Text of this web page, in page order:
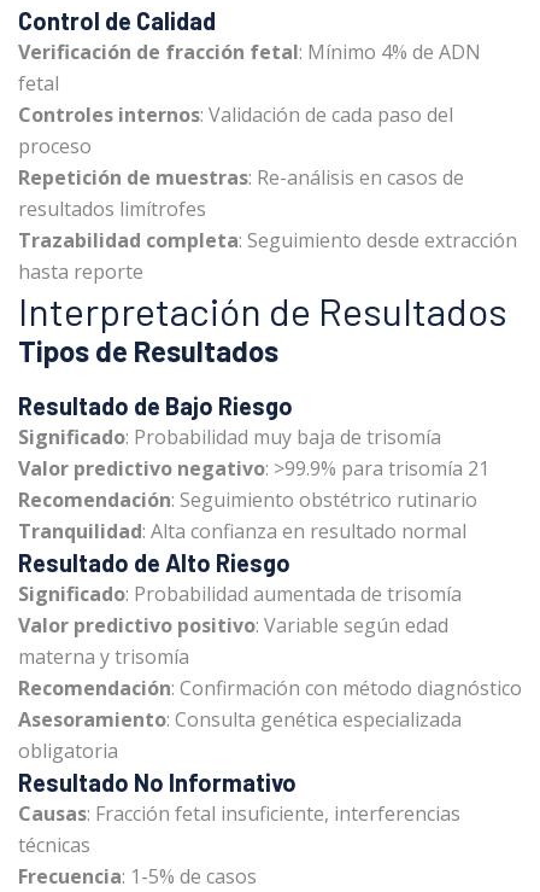
Control de Calidad
Verificación de fracción fetal: Mínimo 4% de ADN
fetal
Controles internos: Validación de cada paso del
proceso
Repetición de muestras: Re-análisis en casos de
resultados limítrofes
Trazabilidad completa: Seguimiento desde extracción
hasta reporte
Interpretación de Resultados
Tipos de Resultados
Resultado de Bajo Riesgo
Significado: Probabilidad muy baja de trisomía
Valor predictivo negativo: >99.9% para trisomía 21
Recomendación: Seguimiento obstétrico rutinario
Tranquilidad: Alta confianza en resultado normal
Resultado de Alto Riesgo
Significado: Probabilidad aumentada de trisomía
Valor predictivo positivo: Variable según edad
materna y trisomía
Recomendación: Confirmación con método diagnóstico
Asesoramiento: Consulta genética especializada
obligatoria
Resultado No Informativo
Causas: Fracción fetal insuficiente, interferencias
técnicas
Frecuencia: 1-5% de casos